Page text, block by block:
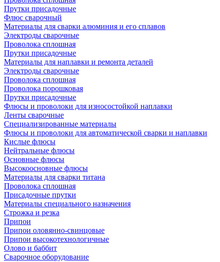
Прутки присадочные
Флюс сварочный
Материалы для сварки алюминия и его сплавов
Электроды сварочные
Проволока сплошная
Прутки присадочные
Материалы для наплавки и ремонта деталей
Электроды сварочные
Проволока сплошная
Проволока порошковая
Прутки присадочные
Флюсы и проволоки для износостойкой наплавки
Ленты сварочные
Специализированные материалы
Флюсы и проволоки для автоматической сварки и наплавки
Кислые флюсы
Нейтральные флюсы
Основные флюсы
Высокоосновные флюсы
Материалы для сварки титана
Проволока сплошная
Присадочные прутки
Материалы специального назначения
Строжка и резка
Припои
Припои оловянно-свинцовые
Припои высокотехнологичные
Олово и баббит
Сварочное оборудование